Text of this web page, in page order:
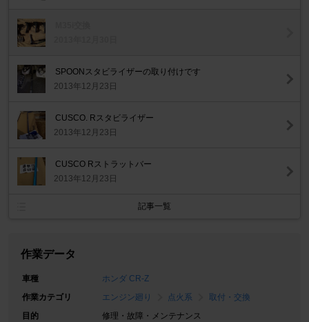
SPOONスタビライザーの取り付けです
2013年12月23日
CUSCO. Rスタビライザー
2013年12月23日
CUSCO Rストラットバー
2013年12月23日
記事一覧
作業データ
車種
ホンダ CR-Z
作業カテゴリ
エンジン廻り 点火系
取付・交換
目的
修理・故障・メンテナンス